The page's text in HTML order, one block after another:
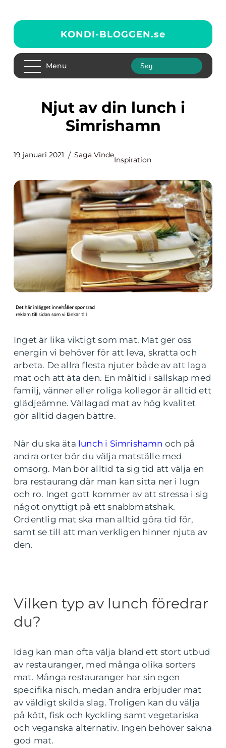
KONDI-BLOGGEN.se
Menu
Njut av din lunch i
Simrishamn
19 januari 2021 Saga Vinde
Inspiration
Inget är lika viktigt som mat. Mat ger oss
energin vi behöver för att leva, skratta och
arbeta. De allra flesta njuter både av att laga
mat och att äta den. En måltid i sällskap med
familj, vänner eller roliga kollegor är alltid ett
glädjeämne. Vällagad mat av hög kvalitet
gör alltid dagen bättre.
När du ska äta lunch i Simrishamn och på
andra orter bör du välja matställe med
omsorg. Man bör alltid ta sig tid att välja en
bra restaurang där man kan sitta ner i lugn
och ro. Inget gott kommer av att stressa i sig
något onyttigt på ett snabbmatshak.
Ordentlig mat ska man alltid göra tid för,
samt se till att man verkligen hinner njuta av
den.
Vilken typ av lunch föredrar
du?
Idag kan man ofta välja bland ett stort utbud
av restauranger, med många olika sorters
mat. Många restauranger har sin egen
specifika nisch, medan andra erbjuder mat
av väldigt skilda slag. Troligen kan du välja
på kött, fisk och kyckling samt vegetariska
och veganska alternativ. Ingen behöver sakna
god mat.